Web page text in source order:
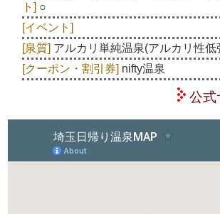
ト] ○
[イベント]
[泉質] アルカリ単純温泉(アルカリ性低
[クーポン・割引券] nifty温泉
公式